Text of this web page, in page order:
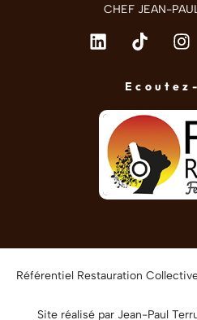
CHEF JEAN-
Référentiel Restauration
Site réalisé par Jean-Paul